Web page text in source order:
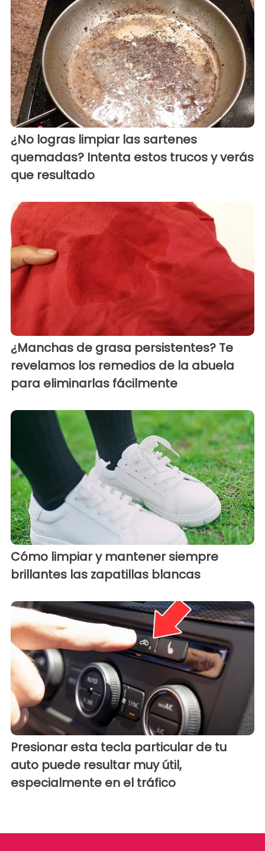
¿No logras limpiar las sartenes
quemadas? Intenta estos trucos y verás
que resultado
¿Manchas de grasa persistentes? Te
revelamos los remedios de la abuela
para eliminarlas fácilmente
Cómo limpiar y mantener siempre
brillantes las zapatillas blancas
Presionar esta tecla particular de tu
auto puede resultar muy útil,
especialmente en el tráfico